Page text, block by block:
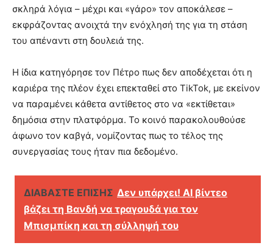
σκληρά λόγια – μέχρι και «γάρο» τον αποκάλεσε –
εκφράζοντας ανοιχτά την ενόχλησή της για τη στάση
του απέναντι στη δουλειά της.
Η ίδια κατηγόρησε τον Πέτρο πως δεν αποδέχεται ότι η
καριέρα της πλέον έχει επεκταθεί στο TikTok, με εκείνον
να παραμένει κάθετα αντίθετος στο να «εκτίθεται»
δημόσια στην πλατφόρμα. Το κοινό παρακολουθούσε
άφωνο τον καβγά, νομίζοντας πως το τέλος της
συνεργασίας τους ήταν πια δεδομένο.
ΔΙΑΒΑΣΤΕ ΕΠΙΣΗΣ Δεν υπάρχει! AI βίντεο
βάζει τη Βανδή να τραγουδά για τον
Μπισμπίκη και τη σύλληψή του